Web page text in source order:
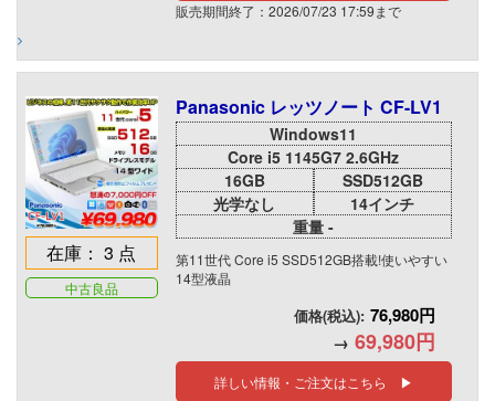
販売期間終了：2026/07/23 17:59まで
在庫： 3 点
中古良品
Panasonic レッツノート CF-LV1
Windows11
Core i5 1145G7 2.6GHz
16GB
SSD512GB
光学なし
14インチ
重量 -
第11世代 Core i5 SSD512GB搭載!使いやすい
14型液晶
価格(税込): 76,980円
→ 69,980円
詳しい情報・ご注文はこちら ▶